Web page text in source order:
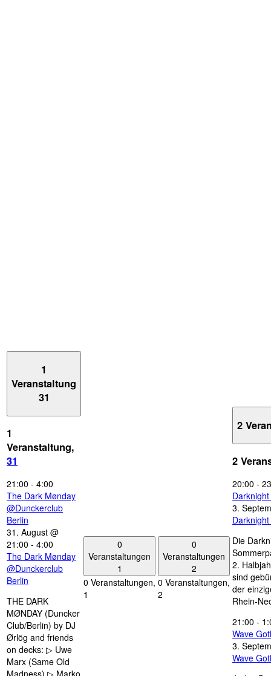
1
Veranstaltung
31
1
Veranstaltung,
31
21:00 - 4:00
The Dark Mønday
@Dunckerclub
Berlin
31. August @
21:00 - 4:00
The Dark Mønday
@Dunckerclub
Berlin
THE DARK
MØNDAY (Duncker
Club/Berlin) by DJ
Ørlög and friends
on decks: ▷ Uwe
Marx (Same Old
0
Veranstaltungen
1
0 Veranstaltungen,
1
0
Veranstaltungen
2
0 Veranstaltungen,
2
2
2
20:00 -
3.
Die
2.
sind
der
Rhein-
21:00 -
Wave
3.
Wave